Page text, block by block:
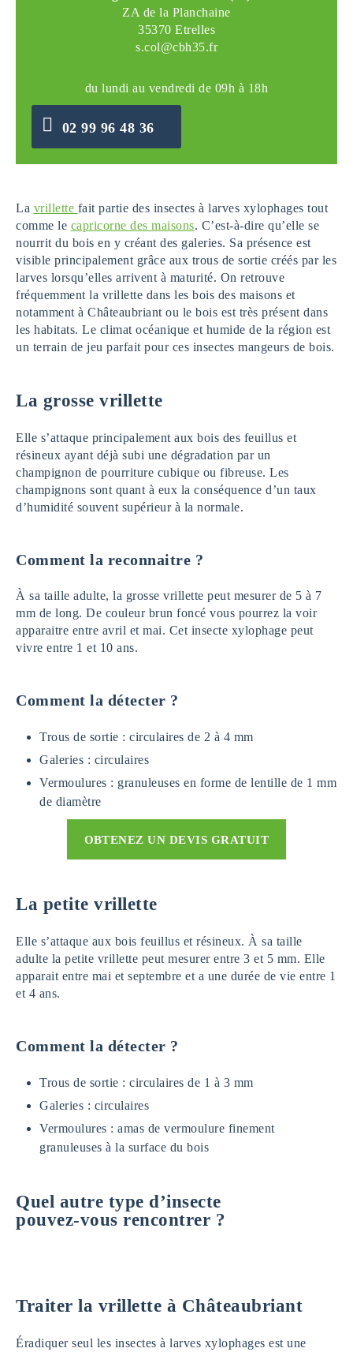
ZA de la Planchaine
35370 Etrelles
s.col@cbh35.fr
du lundi au vendredi de 09h à 18h
02 99 96 48 36
La vrillette fait partie des insectes à larves xylophages tout
comme le capricorne des maisons. C’est-à-dire qu’elle se
nourrit du bois en y créant des galeries. Sa présence est
visible principalement grâce aux trous de sortie créés par les
larves lorsqu’elles arrivent à maturité. On retrouve
fréquemment la vrillette dans les bois des maisons et
notamment à Châteaubriant ou le bois est très présent dans
les habitats. Le climat océanique et humide de la région est
un terrain de jeu parfait pour ces insectes mangeurs de bois.
La grosse vrillette
Elle s’attaque principalement aux bois des feuillus et
résineux ayant déjà subi une dégradation par un
champignon de pourriture cubique ou fibreuse. Les
champignons sont quant à eux la conséquence d’un taux
d’humidité souvent supérieur à la normale.
Comment la reconnaitre ?
À sa taille adulte, la grosse vrillette peut mesurer de 5 à 7
mm de long. De couleur brun foncé vous pourrez la voir
apparaitre entre avril et mai. Cet insecte xylophage peut
vivre entre 1 et 10 ans.
Comment la détecter ?
Trous de sortie : circulaires de 2 à 4 mm
Galeries : circulaires
Vermoulures : granuleuses en forme de lentille de 1 mm
de diamètre
OBTENEZ UN DEVIS GRATUIT
La petite vrillette
Elle s’attaque aux bois feuillus et résineux. À sa taille
adulte la petite vrillette peut mesurer entre 3 et 5 mm. Elle
apparait entre mai et septembre et a une durée de vie entre 1
et 4 ans.
Comment la détecter ?
Trous de sortie : circulaires de 1 à 3 mm
Galeries : circulaires
Vermoulures : amas de vermoulure finement
granuleuses à la surface du bois
Quel autre type d’insecte
pouvez-vous rencontrer ?
Traiter la vrillette à Châteaubriant
Éradiquer seul les insectes à larves xylophages est une